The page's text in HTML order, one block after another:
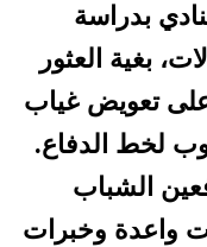
بدراسة
بغية العثور
تعويض غياب
لخط الدفاع.
الشباب
واعدة وخبرات